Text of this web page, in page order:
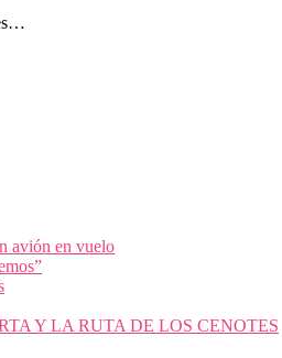
avión en vuelo
Y LA RUTA DE LOS CENOTES